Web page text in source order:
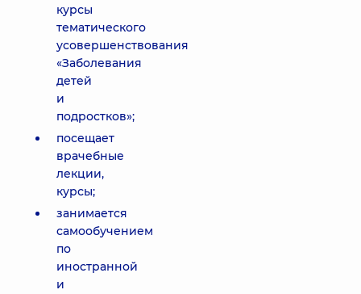
курсы
тематического
усовершенствования
«Заболевания
детей
и
подростков»;
посещает
врачебные
лекции,
курсы;
занимается
самообучением
по
иностранной
и